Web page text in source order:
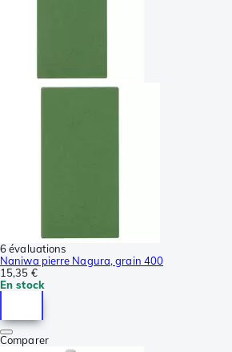
6 évaluations
Naniwa pierre Nagura, grain 400
15,35 €
En stock
Comparer